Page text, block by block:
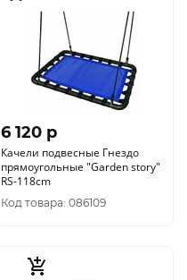
6 120 p
Качели подвесные Гнездо
прямоугольные "Garden story"
RS-118cm
Код товара: 086109